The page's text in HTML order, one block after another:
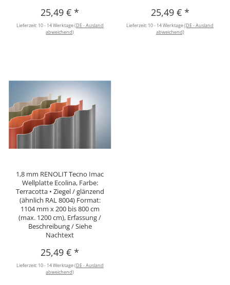
25,49 €*
Lieferzeit: 10 - 14 Werktage(DE - Ausland
abweichend)
25,49 € *
Lieferzeit: 10 - 14 Werktage(DE - Ausland
abweichend)
1,8 mm RENOLIT Tecno Imac
Wellplatte Ecolina, Farbe:
Terracotta • Ziegel / glänzend
(ähnlich RAL 8004) Format:
1104 mm x 200 bis 800 cm
(max. 1200 cm), Erfassung /
Beschreibung / Siehe
Nachtext
25,49 €*
Lieferzeit: 10 - 14 Werktage(DE - Ausland
abweichend)